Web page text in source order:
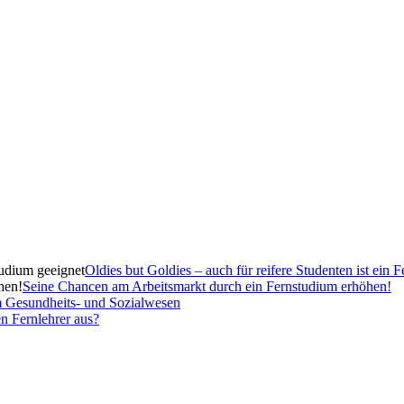
Oldies but Goldies – auch für reifere Studenten ist ein
Seine Chancen am Arbeitsmarkt durch ein Fernstudium erhöhen!
Gesundheits- und Sozialwesen
Fernlehrer aus?